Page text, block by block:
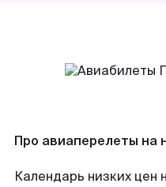
Про авиаперелеты на
Календарь низких цен